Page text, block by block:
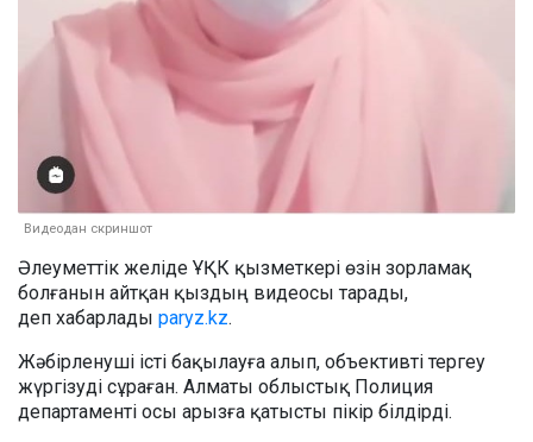
Видеодан скриншот
Әлеуметтік желіде ҰҚК қызметкері өзін зорламақ
болғанын айтқан қыздың видеосы тарады,
деп хабарлады paryz.kz.
Жәбірленуші істі бақылауға алып, объективті тергеу
жүргізуді сұраған. Алматы облыстық Полиция
департаменті осы арызға қатысты пікір білдірді.